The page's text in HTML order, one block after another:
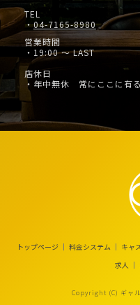
TEL
・04-7165-8980
営業時間
・19:00 ～ LAST
店休日
・年中無休 常にここに有
トップページ 料金システム キャ
求人
Copyright (C) ギャ